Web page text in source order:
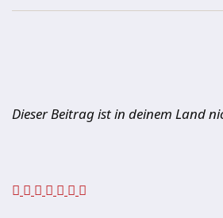
Dieser Beitrag ist in deinem Land